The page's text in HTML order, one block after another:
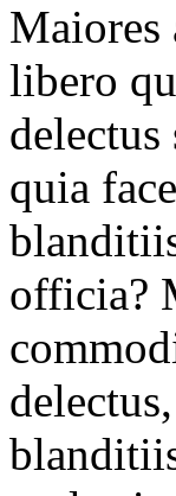
Maiores
libero
quia
officia?